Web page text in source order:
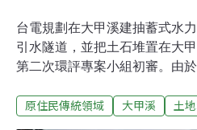
台電規劃在大甲溪建抽蓄式水
引水隧道，並把土石堆置在大
第二次環評專案小組初審。由
從台中山區遠赴環境部表達憂
原住民傳統領域 大甲溪 土